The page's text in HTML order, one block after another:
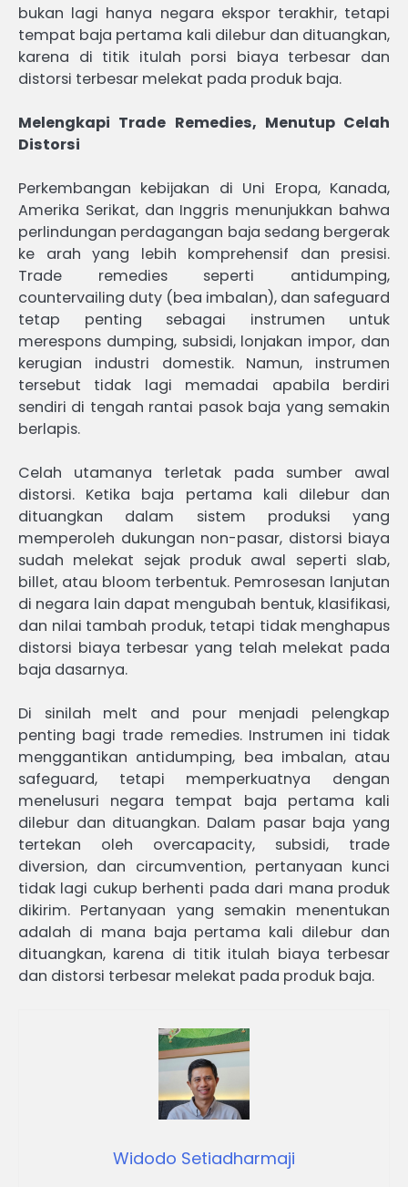
bukan lagi hanya negara ekspor terakhir, tetapi
tempat baja pertama kali dilebur dan dituangkan,
karena di titik itulah porsi biaya terbesar dan
distorsi terbesar melekat pada produk baja.
Melengkapi Trade Remedies, Menutup Celah
Distorsi
Perkembangan kebijakan di Uni Eropa, Kanada,
Amerika Serikat, dan Inggris menunjukkan bahwa
perlindungan perdagangan baja sedang bergerak
ke arah yang lebih komprehensif dan presisi.
Trade remedies seperti antidumping,
countervailing duty (bea imbalan), dan safeguard
tetap penting sebagai instrumen untuk
merespons dumping, subsidi, lonjakan impor, dan
kerugian industri domestik. Namun, instrumen
tersebut tidak lagi memadai apabila berdiri
sendiri di tengah rantai pasok baja yang semakin
berlapis.
Celah utamanya terletak pada sumber awal
distorsi. Ketika baja pertama kali dilebur dan
dituangkan dalam sistem produksi yang
memperoleh dukungan non-pasar, distorsi biaya
sudah melekat sejak produk awal seperti slab,
billet, atau bloom terbentuk. Pemrosesan lanjutan
di negara lain dapat mengubah bentuk, klasifikasi,
dan nilai tambah produk, tetapi tidak menghapus
distorsi biaya terbesar yang telah melekat pada
baja dasarnya.
Di sinilah melt and pour menjadi pelengkap
penting bagi trade remedies. Instrumen ini tidak
menggantikan antidumping, bea imbalan, atau
safeguard, tetapi memperkuatnya dengan
menelusuri negara tempat baja pertama kali
dilebur dan dituangkan. Dalam pasar baja yang
tertekan oleh overcapacity, subsidi, trade
diversion, dan circumvention, pertanyaan kunci
tidak lagi cukup berhenti pada dari mana produk
dikirim. Pertanyaan yang semakin menentukan
adalah di mana baja pertama kali dilebur dan
dituangkan, karena di titik itulah biaya terbesar
dan distorsi terbesar melekat pada produk baja.
Widodo Setiadharmaji